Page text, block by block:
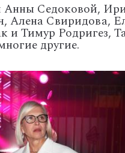
Седоковой,
Алена Свиридова,
и Тимур Родригез,
другие.